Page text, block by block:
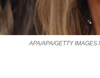
APA/APA/GETTY